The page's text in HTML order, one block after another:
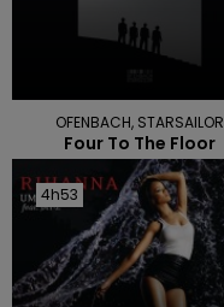
OFENBACH, STARSAILOR
Four To The Floor
4h53
4h53